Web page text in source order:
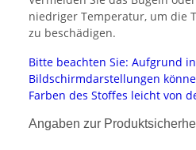
niedriger Temperatur, um die
zu beschädigen.
Bitte beachten Sie: Aufgrund
Bildschirmdarstellungen
Farben des Stoffes leicht von
Angaben zur